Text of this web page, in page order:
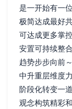
是一开始有一
极简达成最好
可达成更多掌
安置可持续整
趋势步步向前
中升重层维度
阶段化转变一
观念构筑精彩